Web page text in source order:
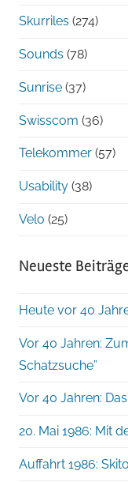
Skurriles (274)
Sounds (78)
Sunrise (37)
Swisscom (36)
Telekommer (57)
Usability (38)
Velo (25)
Neueste
Heute vor 40
Vor 40 Jahren:
Schatzsuche”
Vor 40 Jahren:
20. Mai 1986: Mit
Auffahrt 1986: